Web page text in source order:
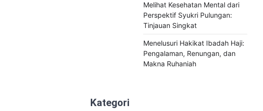
Melihat Kesehatan Mental dari
Perspektif Syukri Pulungan:
Tinjauan Singkat
Menelusuri Hakikat Ibadah Haji:
Pengalaman, Renungan, dan
Makna Ruhaniah
Kategori